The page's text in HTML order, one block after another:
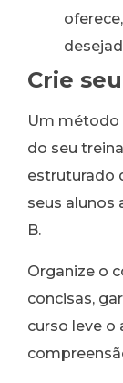
Crie
Um método
do seu
estruturado
seus alunos
B.
Organize o
concisas,
curso leve o